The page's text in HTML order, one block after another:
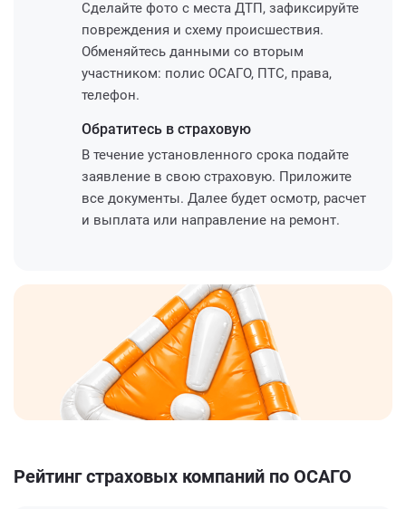
Сделайте фото с места ДТП, зафиксируйте
повреждения и схему происшествия.
Обменяйтесь данными со вторым
участником: полис ОСАГО, ПТС, права,
телефон.
Обратитесь в страховую
В течение установленного срока подайте
заявление в свою страховую. Приложите
все документы. Далее будет осмотр, расчет
и выплата или направление на ремонт.
Рейтинг страховых компаний по ОСАГО